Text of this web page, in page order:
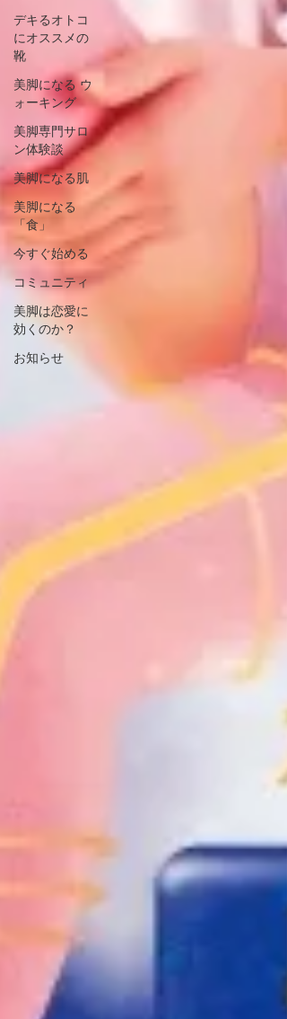
デキるオトコ
にオススメの
靴
美脚になる ウ
ォーキング
美脚専門サロ
ン体験談
美脚になる肌
美脚になる
「食」
今すぐ始める
コミュニティ
美脚は恋愛に
効くのか？
お知らせ